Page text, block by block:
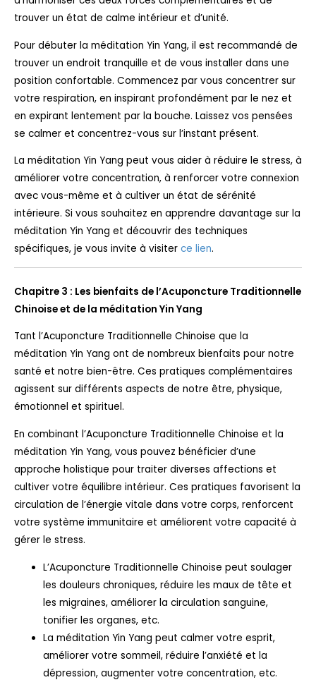
trouver un état de calme intérieur et d’unité.
Pour débuter la méditation Yin Yang, il est recommandé de
trouver un endroit tranquille et de vous installer dans une
position confortable. Commencez par vous concentrer sur
votre respiration, en inspirant profondément par le nez et
en expirant lentement par la bouche. Laissez vos pensées
se calmer et concentrez-vous sur l’instant présent.
La méditation Yin Yang peut vous aider à réduire le stress, à
améliorer votre concentration, à renforcer votre connexion
avec vous-même et à cultiver un état de sérénité
intérieure. Si vous souhaitez en apprendre davantage sur la
méditation Yin Yang et découvrir des techniques
spécifiques, je vous invite à visiter ce lien.
Chapitre 3 : Les bienfaits de l’Acuponcture Traditionnelle
Chinoise et de la méditation Yin Yang
Tant l’Acuponcture Traditionnelle Chinoise que la
méditation Yin Yang ont de nombreux bienfaits pour notre
santé et notre bien-être. Ces pratiques complémentaires
agissent sur différents aspects de notre être, physique,
émotionnel et spirituel.
En combinant l’Acuponcture Traditionnelle Chinoise et la
méditation Yin Yang, vous pouvez bénéficier d’une
approche holistique pour traiter diverses affections et
cultiver votre équilibre intérieur. Ces pratiques favorisent la
circulation de l’énergie vitale dans votre corps, renforcent
votre système immunitaire et améliorent votre capacité à
gérer le stress.
L’Acuponcture Traditionnelle Chinoise peut soulager
les douleurs chroniques, réduire les maux de tête et
les migraines, améliorer la circulation sanguine,
tonifier les organes, etc.
La méditation Yin Yang peut calmer votre esprit,
améliorer votre sommeil, réduire l’anxiété et la
dépression, augmenter votre concentration, etc.